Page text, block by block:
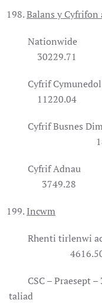
Balans y Cyfrifon
30229.71
Cyfrif
11220.04
Cyfrif
3749.28
Incwm
Rhenti
CSC – Praesept –
taliad